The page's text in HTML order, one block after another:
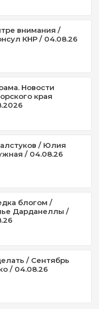
внимания /
КНР / 04.08.26
Новости
края
/ Юлия
/ 04.08.26
блогом /
Дарданеллы /
/ Сентябрь
/ 04.08.26